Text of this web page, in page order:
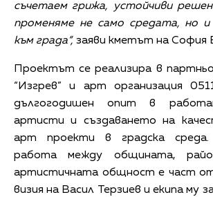
съчетаем грижа, устойчиви
променяме не само средата, но
към града“, заяви кметът на София
Проектът се реализира в
“Изгрев” и арт организация
дългогодишен опит в
артисти и създаването на
арт проекти в градска среда.
работа между общината,
артистичната общност е част
визия на Васил Терзиев и екипа му